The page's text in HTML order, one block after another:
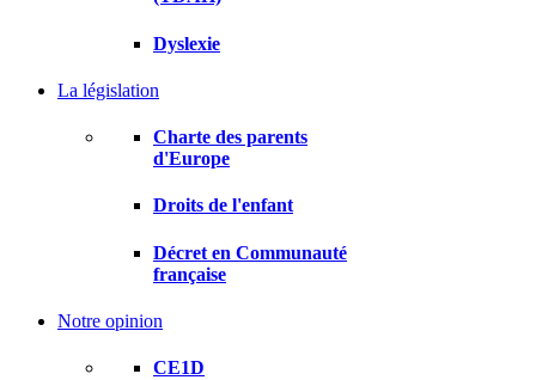
Dyslexie
La législation
Charte des parents
d'Europe
Droits de l'enfant
Décret en Communauté
française
Notre opinion
CE1D